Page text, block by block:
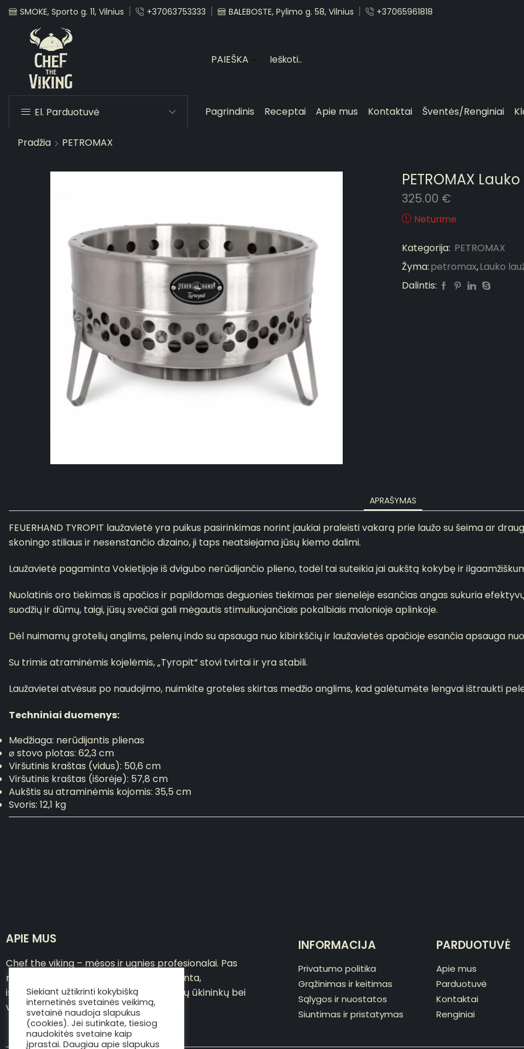
SMOKE, Sporto g. 11, Vilnius +37063753333 BALEBOSTE, Pylimo g. 58, Vilnius +37065961818
PAIEŠKA
El. Parduotuvė Pagrindinis Receptai Apie mus Kontaktai Šventės/Renginiai
Pradžia PETROMAX
PETROMAX
325.00 €
Neturime
Kategorija: PETROMAX
Žyma:petromax,Lauko
Dalintis:
APRAŠYMAS
FEUERHAND TYROPIT laužavietė yra puikus pasirinkimas norint jaukiai praleisti vakarą prie laužo su šeima ar
skoningo stiliaus ir nesenstančio dizaino, ji taps neatsiejama jūsų kiemo dalimi.
Laužavietė pagaminta Vokietijoje iš dvigubo nerūdijančio plieno, todėl tai suteikia jai aukštą kokybę ir
Nuolatinis oro tiekimas iš apačios ir papildomas deguonies tiekimas per sienelėje esančias angas sukuria
suodžių ir dūmų, taigi, jūsų svečiai gali mėgautis stimuliuojančiais pokalbiais malonioje aplinkoje.
Dėl nuimamų grotelių anglims, pelenų indo su apsauga nuo kibirkščių ir laužavietės apačioje esančia apsauga
Su trimis atraminėmis kojelėmis, „Tyropit“ stovi tvirtai ir yra stabili.
Laužavietei atvėsus po naudojimo, nuimkite groteles skirtas medžio anglims, kad galėtumėte lengvai ištraukti
Techniniai duomenys:
Medžiaga: nerūdijantis plienas
⌀ stovo plotas: 62,3 cm
Viršutinis kraštas (vidus): 50,6 cm
Viršutinis kraštas (išorėje): 57,8 cm
Aukštis su atraminėmis kojomis: 35,5 cm
Svoris: 12,1 kg
APIE MUS
Chef the viking – mėsos ir ugnies profesionalai. Pas
mus asortimente – pačių sausai brandinta,
išpjaustyta jautiena, atkeliavusi iš lietuvių ūkininkų bei
viskas, ko reikia gerai mėsai ruošti
INFORMACIJA
Privatumo politika
Grąžinimas ir keitimas
Sąlygos ir nuostatos
Siuntimas ir pristatymas
PARDUOTUVĖ
Apie mus
Parduotuvė
Kontaktai
Renginiai
Siekiant užtikrinti kokybišką
internetinės svetainės veikimą,
svetainė naudoja slapukus
(cookies). Jei sutinkate, tiesiog
naudokitės svetaine kaip
įprastai. Daugiau apie slapukus